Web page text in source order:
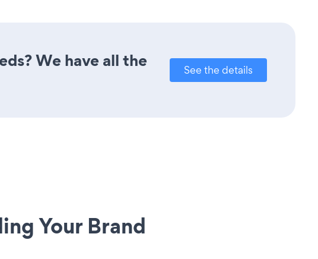
We have all the
See the details
Your Brand